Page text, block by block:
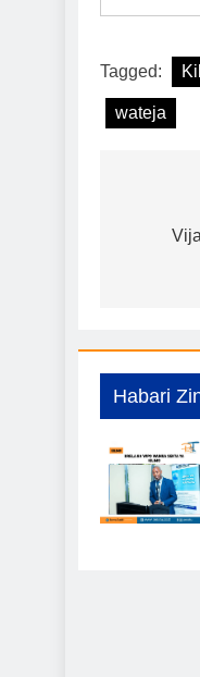
Tagged:
wateja
Habari